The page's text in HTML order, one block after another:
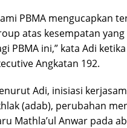
PBMA mengucapkan
atas kesempatan
PBMA ini,” kata Adi
Angkatan 192.
Adi, inisiasi
(adab), perubahan
Mathla’ul Anwar pada